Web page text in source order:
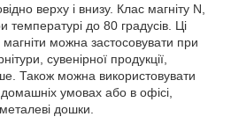
верху і внизу. Клас магніту N,
температурі до 80 градусів. Ці
магніти можна застосовувати при
сувенірної продукції,
Також можна використовувати
умовах або в офісі,
дошки.